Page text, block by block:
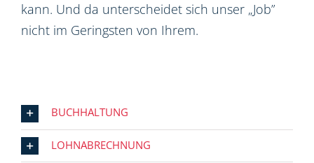
kann. Und da unterscheidet sich unser „Job”
nicht im Geringsten von Ihrem.
BUCHHALTUNG
LOHNABRECHNUNG